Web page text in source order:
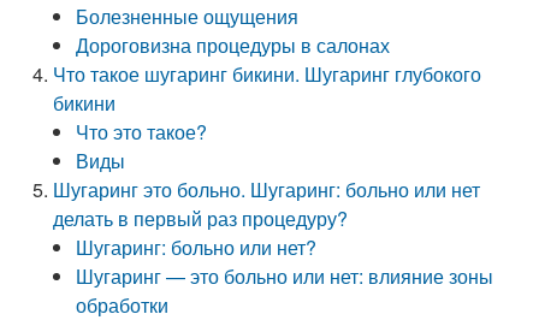
Болезненные ощущения
Дороговизна процедуры в салонах
Что такое шугаринг бикини. Шугаринг глубокого
бикини
Что это такое?
Виды
Шугаринг это больно. Шугаринг: больно или нет
делать в первый раз процедуру?
Шугаринг: больно или нет?
Шугаринг — это больно или нет: влияние зоны
обработки